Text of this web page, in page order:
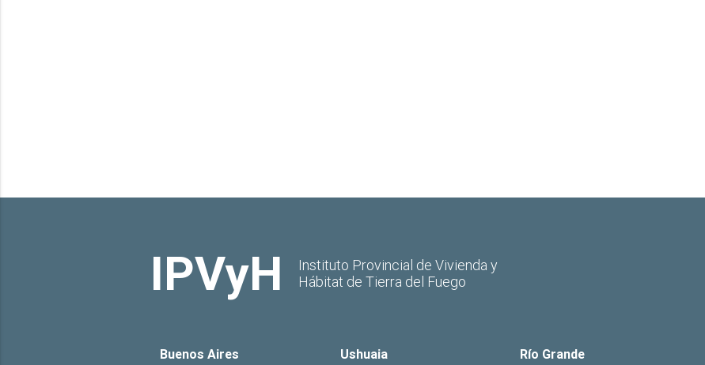
IPVyH
Instituto Provincial de Vivienda y
Hábitat de Tierra del Fuego
Buenos Aires Ushuaia Río Grande